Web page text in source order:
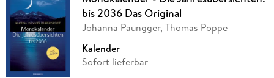
bis 2036 Das Original
Johanna Paungger, Thomas Poppe
Kalender
Sofort lieferbar